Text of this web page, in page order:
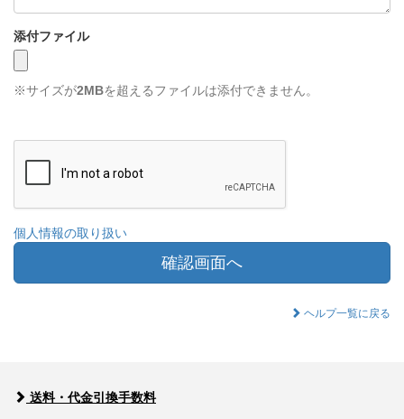
添付ファイル
※サイズが2MBを超えるファイルは添付できません。
個人情報の取り扱い
確認画面へ
ヘルプ一覧に戻る
送料・代金引換手数料